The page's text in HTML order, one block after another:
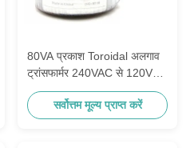
80VA प्रकाश Toroidal अलगाव
ट्रांसफार्मर 240VAC से 120VAC
कॉपर वायर
सर्वोत्तम मूल्य प्राप्त करें